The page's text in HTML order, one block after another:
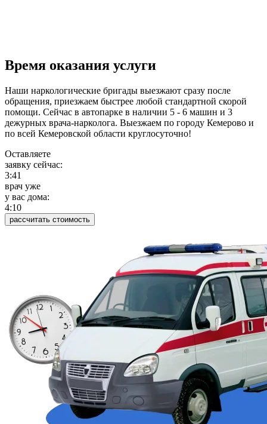
Время оказания услуги
Наши наркологические бригады выезжают сразу после
обращения, приезжаем быстрее любой стандартной скорой
помощи. Сейчас в автопарке в наличии 5 - 6 машин и 3
дежурных врача-нарколога. Выезжаем по городу Кемерово и
по всей Кемеровской области круглосуточно!
Оставляете
заявку сейчас:
3:41
врач уже
у вас дома:
4:10
рассчитать стоимость